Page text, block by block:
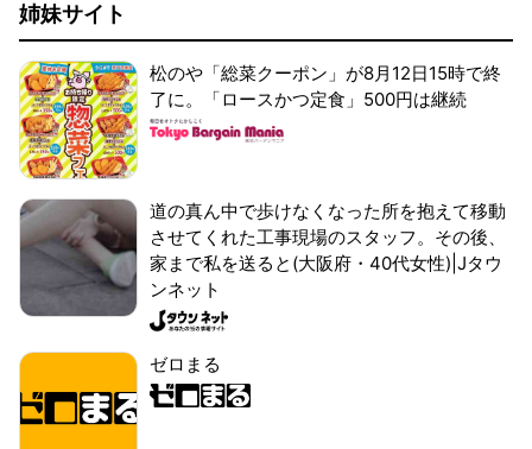
姉妹サイト
松のや「総菜クーポン」が8月12日15時で終
了に。「ロースかつ定食」500円は継続
道の真ん中で歩けなくなった所を抱えて移動
させてくれた工事現場のスタッフ。その後、
家まで私を送ると(大阪府・40代女性)|Jタウ
ンネット
ゼロまる